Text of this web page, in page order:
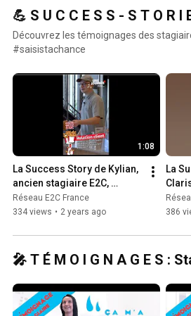
💪 S U C C E
Découvrez les témoignages des
#saisistachance
1:08
La Success Story de Kylian,
ancien stagiaire E2C,
équipier polyvalent à KFC
Réseau E2C France
334 views • 2 years ago
La
E2C,
KFC
386
🎤 T É